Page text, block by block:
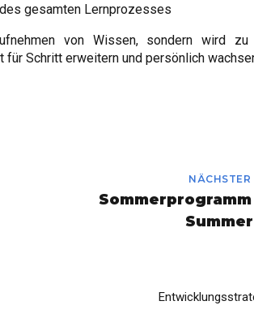
gesamten Lernprozesses
von Wissen, sondern wird zu
Schritt erweitern und persönlich
NÄCHSTER
Sommerprogramm